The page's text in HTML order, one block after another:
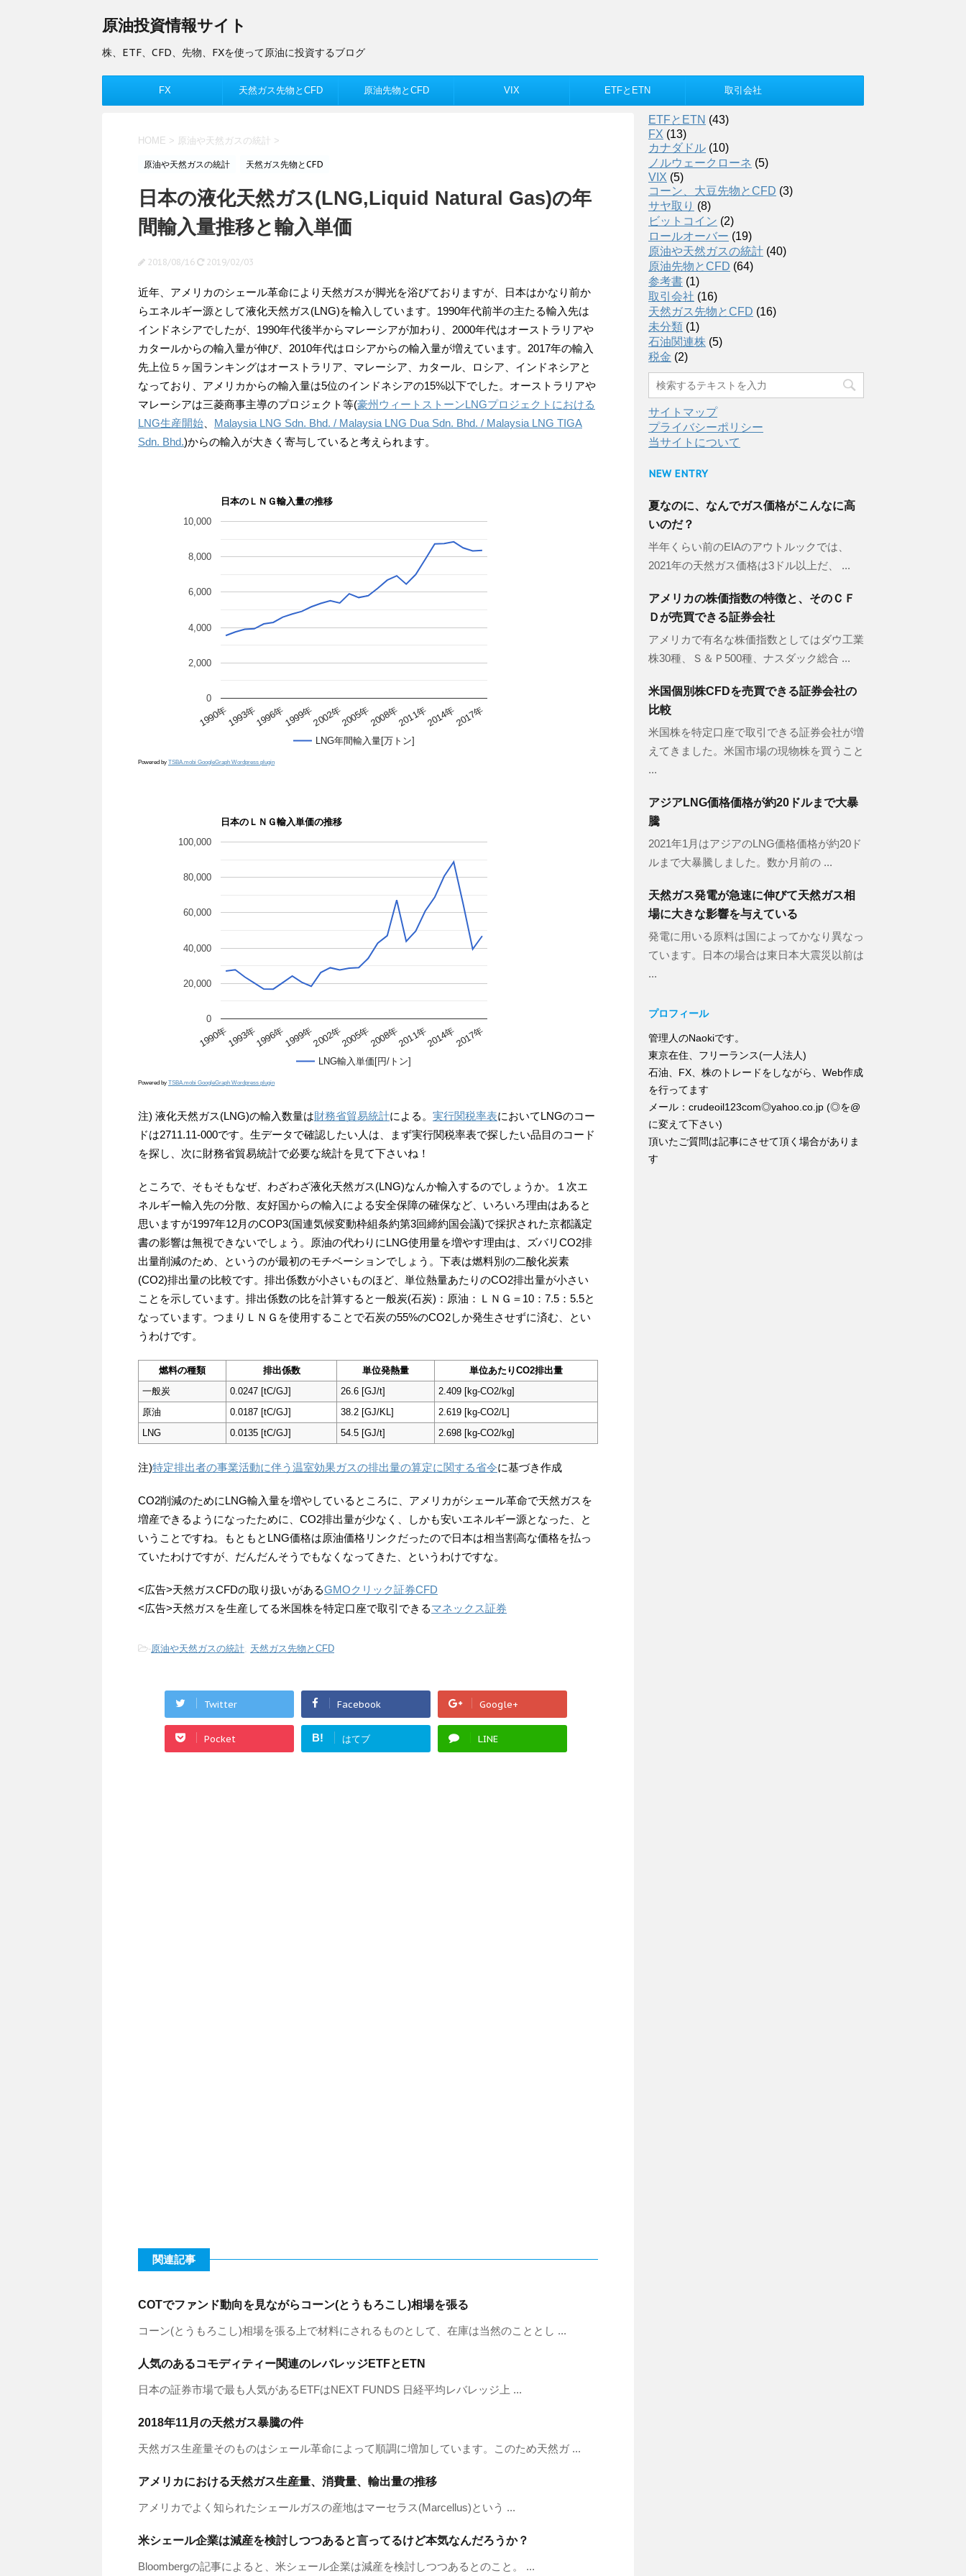
原油投資情報サイト
株、ETF、CFD、先物、FXを使って原油に投資するブログ
FX 天然ガス先物とCFD 原油先物とCFD VIX ETFとETN 取引会社
HOME > 原油や天然ガスの統計 >
原油や天然ガスの統計 天然ガス先物とCFD
日本の液化天然ガス(LNG,Liquid Natural Gas)の年
間輸入量推移と輸入単価
2018/08/16 2019/02/03
近年、アメリカのシェール革命により天然ガスが脚光を浴びておりますが、日本はかなり前か
らエネルギー源として液化天然ガス(LNG)を輸入しています。1990年代前半の主たる輸入先は
インドネシアでしたが、1990年代後半からマレーシアが加わり、2000年代はオーストラリアや
カタールからの輸入量が伸び、2010年代はロシアからの輸入量が増えています。2017年の輸入
先上位５ヶ国ランキングはオーストラリア、マレーシア、カタール、ロシア、インドネシアと
なっており、アメリカからの輸入量は5位のインドネシアの15%以下でした。オーストラリアや
マレーシアは三菱商事主導のプロジェクト等(豪州ウィートストーンLNGプロジェクトにおける
LNG生産開始
Malaysia LNG Sdn. Bhd. / Malaysia LNG Dua Sdn. Bhd. / Malaysia LNG TIGA
Sdn. Bhd.)からの輸入が大きく寄与していると考えられます。
日本のＬＮＧ輸入量の推移
LNG年間輸入量[万トン]
1990年1993年1996年1999年2002年2005年2008年2011年2014年2017年
0
2,000
4,000
6,000
8,000
10,000
Powered by TSBA.mobi GoogleGraph Wordpress plugin
日本のＬＮＧ輸入単価の推移
LNG輸入単価[円/トン]
1990年1993年1996年1999年2002年2005年2008年2011年2014年2017年
0
20,000
40,000
60,000
80,000
100,000
Powered by TSBA.mobi GoogleGraph Wordpress plugin
注) 液化天然ガス(LNG)の輸入数量は財務省貿易統計による。 実行関税率表においてLNGのコー
ドは2711.11-000です。生データで確認したい人は、まず実行関税率表で探したい品目のコード
を探し、次に財務省貿易統計で必要な統計を見て下さいね！
ところで、そもそもなぜ、わざわざ液化天然ガス(LNG)なんか輸入するのでしょうか。１次エ
ネルギー輸入先の分散、友好国からの輸入による安全保障の確保など、いろいろ理由はあると
思いますが1997年12月のCOP3(国連気候変動枠組条約第3回締約国会議)で採択された京都議定
書の影響は無視できないでしょう。原油の代わりにLNG使用量を増やす理由は、ズバリCO2排
出量削減のため、というのが最初のモチベーションでしょう。下表は燃料別の二酸化炭素
(CO2)排出量の比較です。排出係数が小さいものほど、単位熱量あたりのCO2排出量が小さい
ことを示しています。排出係数の比を計算すると一般炭(石炭)：原油：ＬＮＧ＝10：7.5：5.5と
なっています。つまりＬＮＧを使用することで石炭の55%のCO2しか発生させずに済む、とい
うわけです。
燃料の種類 排出係数 単位発熱量
単位あたりCO2排出量
一般炭
0.0247 [tC/GJ] 26.6 [GJ/t]
2.409 [kg-CO2/kg]
原油
0.0187 [tC/GJ] 38.2 [GJ/KL]
2.619 [kg-CO2/L]
LNG
0.0135 [tC/GJ] 54.5 [GJ/t] 2.698 [kg-CO2/kg]
注)特定排出者の事業活動に伴う温室効果ガスの排出量の算定に関する省令に基づき作成
CO2削減のためにLNG輸入量を増やしているところに、アメリカがシェール革命で天然ガスを
増産できるようになったために、CO2排出量が少なく、しかも安いエネルギー源となった、と
いうことですね。もともとLNG価格は原油価格リンクだったので日本は相当割高な価格を払っ
ていたわけですが、だんだんそうでもなくなってきた、というわけですな。
<広告>天然ガスCFDの取り扱いがあるGMOクリック証券CFD
<広告>天然ガスを生産してる米国株を特定口座で取引できるマネックス証券
-原油や天然ガスの統計, 天然ガス先物とCFD
Twitter Facebook Google+
Pocket B! はてブ LINE
関連記事
COTでファンド動向を見ながらコーン(とうもろこし)相場を張る
コーン(とうもろこし)相場を張る上で材料にされるものとして、在庫は当然のこととし ...
人気のあるコモディティー関連のレバレッジETFとETN
日本の証券市場で最も人気があるETFはNEXT FUNDS 日経平均レバレッジ上 ...
2018年11月の天然ガス暴騰の件
天然ガス生産量そのものはシェール革命によって順調に増加しています。このため天然ガ ...
アメリカにおける天然ガス生産量、消費量、輸出量の推移
アメリカでよく知られたシェールガスの産地はマーセラス(Marcellus)という ...
米シェール企業は減産を検討しつつあると言ってるけど本気なんだろうか？
Bloombergの記事によると、米シェール企業は減産を検討しつつあるとのこと。 ...
ETFとETN (43)
FX (13)
カナダドル (10)
ノルウェークローネ (5)
VIX (5)
コーン、大豆先物とCFD (3)
サヤ取り (8)
ビットコイン (2)
ロールオーバー (19)
原油や天然ガスの統計 (40)
原油先物とCFD (64)
参考書 (1)
取引会社 (16)
天然ガス先物とCFD (16)
未分類 (1)
石油関連株 (5)
税金 (2)
サイトマップ
プライバシーポリシー
当サイトについて
NEW ENTRY
夏なのに、なんでガス価格がこんなに高
いのだ？
半年くらい前のEIAのアウトルックでは、
2021年の天然ガス価格は3ドル以上だ、 ...
アメリカの株価指数の特徴と、そのＣＦ
Ｄが売買できる証券会社
アメリカで有名な株価指数としてはダウ工業
株30種、Ｓ＆Ｐ500種、ナスダック総合 ...
米国個別株CFDを売買できる証券会社の
比較
米国株を特定口座で取引できる証券会社が増
えてきました。米国市場の現物株を買うこと
...
アジアLNG価格価格が約20ドルまで大暴
騰
2021年1月はアジアのLNG価格価格が約20ド
ルまで大暴騰しました。数か月前の ...
天然ガス発電が急速に伸びて天然ガス相
場に大きな影響を与えている
発電に用いる原料は国によってかなり異なっ
ています。日本の場合は東日本大震災以前は
...
プロフィール
管理人のNaokiです。
東京在住、フリーランス(一人法人)
石油、FX、株のトレードをしながら、Web作成
を行ってます
メール：crudeoil123com◎yahoo.co.jp (◎を@
に変えて下さい)
頂いたご質問は記事にさせて頂く場合がありま
す